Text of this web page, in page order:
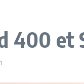
400 et